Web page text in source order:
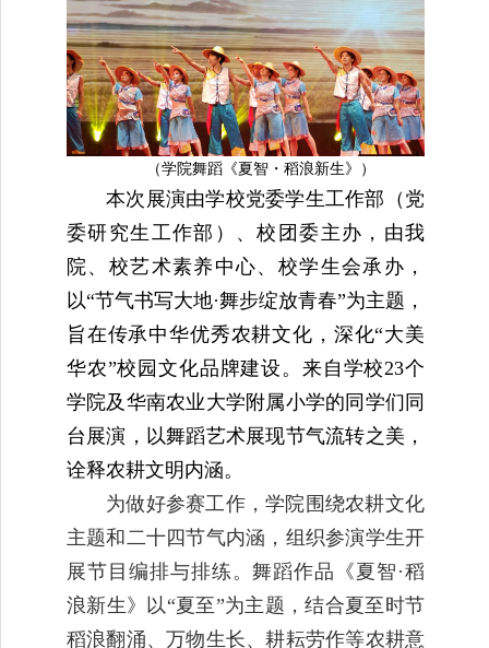
（学院舞蹈《夏智・稻浪新生》）
本次展演由学校党委学生工作部（党
委研究生工作部）、校团委主办，由我
院、校艺术素养中心、校学生会承办，
以“节气书写大地·舞步绽放青春”为主题，
旨在传承中华优秀农耕文化，深化“大美
华农”校园文化品牌建设。来自学校23个
学院及华南农业大学附属小学的同学们同
台展演，以舞蹈艺术展现节气流转之美，
诠释农耕文明内涵。
为做好参赛工作，学院围绕农耕文化
主题和二十四节气内涵，组织参演学生开
展节目编排与排练。舞蹈作品《夏智·稻
浪新生》以“夏至”为主题，结合夏至时节
稻浪翻涌、万物生长、耕耘劳作等农耕意